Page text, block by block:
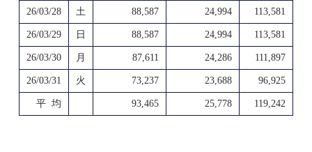
26/03/28 土 88,587 24,994 113,581
26/03/29 日 88,587 24,994 113,581
26/03/30 月 87,611 24,286 111,897
26/03/31 火 73,237 23,688 96,925
平 均 93,465 25,778 119,242